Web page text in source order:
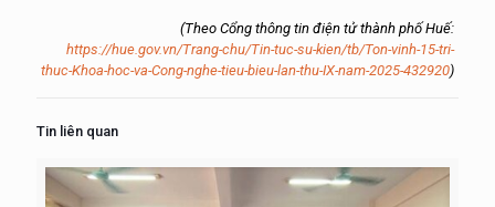
(Theo Cổng thông tin điện tử thành phố Huế:
https://hue.gov.vn/Trang-chu/Tin-tuc-su-kien/tb/Ton-vinh-15-tri-
thuc-Khoa-hoc-va-Cong-nghe-tieu-bieu-lan-thu-IX-nam-2025-432920)
Tin liên quan